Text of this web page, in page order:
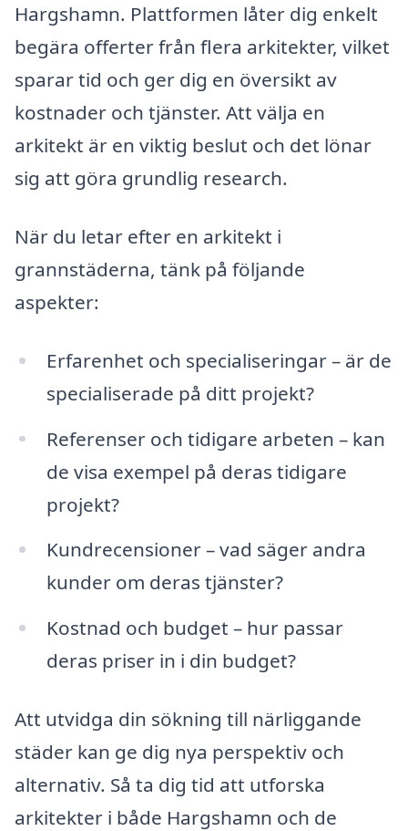
Hargshamn. Plattformen låter dig enkelt
begära offerter från flera arkitekter, vilket
sparar tid och ger dig en översikt av
kostnader och tjänster. Att välja en
arkitekt är en viktig beslut och det lönar
sig att göra grundlig research.
När du letar efter en arkitekt i
grannstäderna, tänk på följande
aspekter:
Erfarenhet och specialiseringar – är de
specialiserade på ditt projekt?
Referenser och tidigare arbeten – kan
de visa exempel på deras tidigare
projekt?
Kundrecensioner – vad säger andra
kunder om deras tjänster?
Kostnad och budget – hur passar
deras priser in i din budget?
Att utvidga din sökning till närliggande
städer kan ge dig nya perspektiv och
alternativ. Så ta dig tid att utforska
arkitekter i både Hargshamn och de